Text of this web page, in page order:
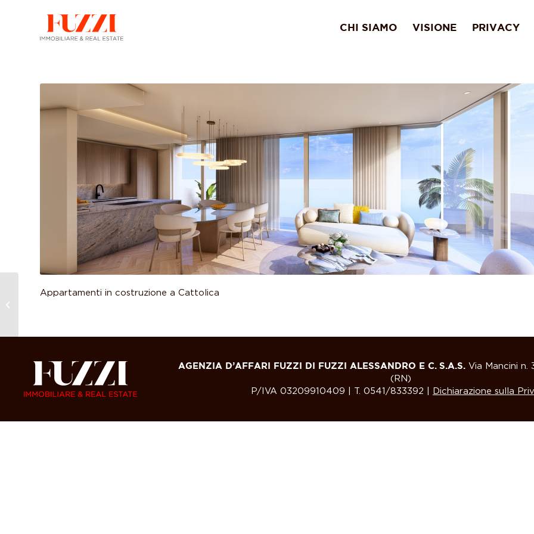
CHI SIAMO VISIONE PRIVACY
Appartamenti in costruzione a Cattolica
AGENZIA D’AFFARI FUZZI DI FUZZI ALESSANDRO E C. S.A.S.Via Mancini n.
(RN)
P/IVA 03209910409 | T. 0541/833392 |
Dichiarazione sulla
Ufficio in vendita a